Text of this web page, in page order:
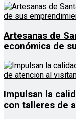
Artesanas de
económica de
Impulsan la
con talleres de